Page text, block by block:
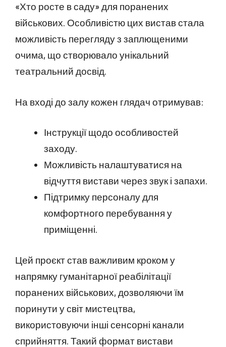
«Хто росте в саду» для поранених
військових. Особливістю цих вистав стала
можливість перегляду з заплющеними
очима, що створювало унікальний
театральний досвід.
На вході до залу кожен глядач отримував:
Інструкції щодо особливостей
заходу.
Можливість налаштуватися на
відчуття вистави через звук і запахи.
Підтримку персоналу для
комфортного перебування у
приміщенні.
Цей проєкт став важливим кроком у
напрямку гуманітарної реабілітації
поранених військових, дозволяючи їм
поринути у світ мистецтва,
використовуючи інші сенсорні канали
сприйняття. Такий формат вистави